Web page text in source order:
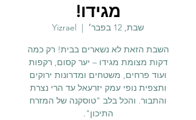
מגידו!
שבת, 12 בפבר׳
  |
Yizrael
השבת הזאת לא נשארים בבית! רק כמה
דקות מצומת מגידו – יער קסום, רקפות
ועוד פרחים, משטחים ומדרונות ירוקים
ותצפית נופי עמק יזרעאל עד הרי נצרת
והתבור. והכל בלב "טוסקנה של המזרח